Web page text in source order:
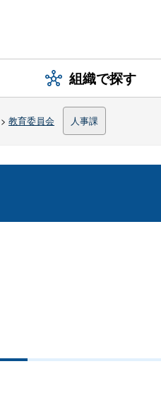
組織で探す
> 教育委員会 人事課